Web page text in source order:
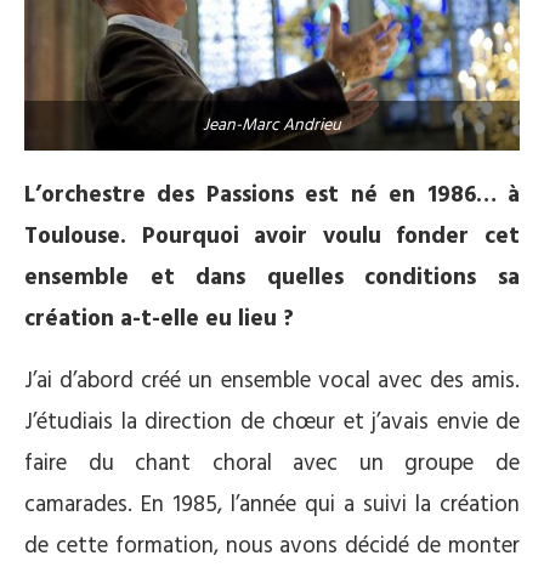
Jean-Marc Andrieu
L’orchestre des Passions est né en 1986… à
Toulouse. Pourquoi avoir voulu fonder cet
ensemble et dans quelles conditions sa
création a-t-elle eu lieu ?
J’ai d’abord créé un ensemble vocal avec des amis.
J’étudiais la direction de chœur et j’avais envie de
faire du chant choral avec un groupe de
camarades. En 1985, l’année qui a suivi la création
de cette formation, nous avons décidé de monter